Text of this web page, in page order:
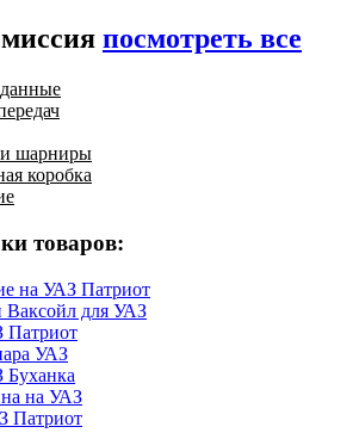
посмотреть все
шарниры
коробка
товаров:
на УАЗ Патриот
для УАЗ
УАЗ
на УАЗ
Патриот